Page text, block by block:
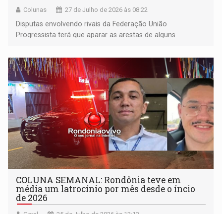
Colunas 27 de Julho de 2026 às 08:22
Disputas envolvendo rivais da Federação União
Progressista terá que aparar as arestas de alguns
COLUNA SEMANAL: Rondônia teve em
média um latrocínio por mês desde o íncio
de 2026